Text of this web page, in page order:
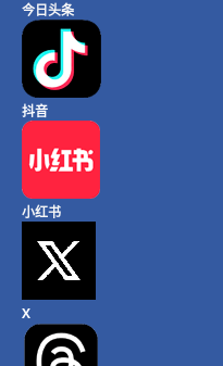
今日头条
抖音
小红书
X